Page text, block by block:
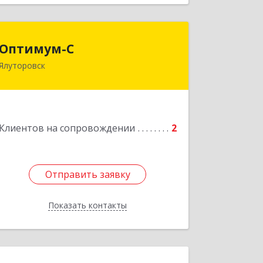
Оптимум-С
Ялуторовск
Клиентов на сопровождении 2
Отправить заявку
Показать контакты
Отправить заявку
Назад